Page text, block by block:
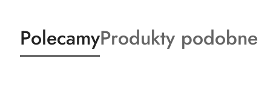
Produkty
o
PolecamyProdukty
o
Produkty podobne